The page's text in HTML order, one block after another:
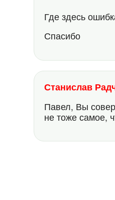
Где здесь
Спасибо
Станислав
Павел, Вы
не тоже самое,